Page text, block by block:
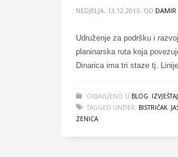
NEDJELJA, 13.12.2015. OD DAMIR
Udruženje za podršku i
planinarska ruta koja
Dinarica ima tri staze tj.
OBJAVLJENO U BLOG,
TAGGED UNDER: BISTRIČAK,
ZENICA